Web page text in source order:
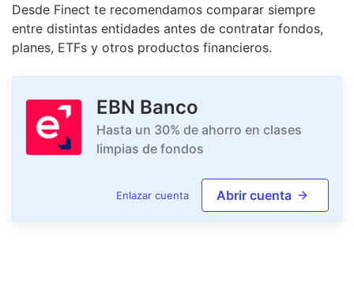
Desde Finect te recomendamos comparar siempre
entre distintas entidades antes de contratar fondos,
planes, ETFs y otros productos financieros.
EBN Banco
Hasta un 30% de ahorro en clases
limpias de fondos
Enlazar cuenta Abrir cuenta